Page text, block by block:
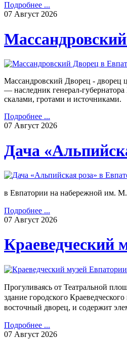
Подробнее ...
07 Август 2026
Массандровский Дворец - дворец
— наследник генерал-
скалами, гротами и источниками.
Подробнее ...
07 Август 2026
Дача
в Евпатории на набережной им. М.
Подробнее ...
07 Август 2026
Краеведческий
Прогуливаясь от Театральной
здание городского
восточный дворец, и содержит
Подробнее ...
07 Август 2026